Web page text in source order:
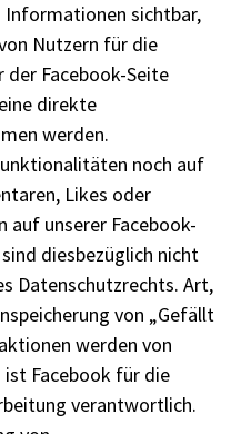
Informationen sichtbar,
Nutzern für die
der Facebook-Seite
direkte
werden.
noch auf
Likes oder
unserer Facebook-
diesbezüglich nicht
Datenschutzrechts. Art,
von „Gefällt
werden von
Facebook für die
verantwortlich.